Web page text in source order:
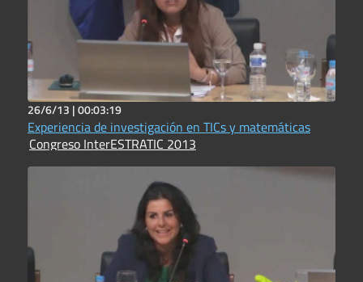
26/6/13 |00:03:19
Experiencia de investigación en TICs y matemáticas
Congreso InterESTRATIC 2013